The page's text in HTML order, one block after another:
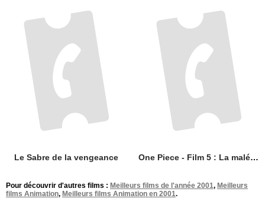
Le Sabre de la vengeance One Piece - Film 5 : La malédiction de l'épée sacrée
Pour découvrir d'autres films : Meilleurs films de l'année 2001, Meilleurs
films Animation, Meilleurs films Animation en 2001.